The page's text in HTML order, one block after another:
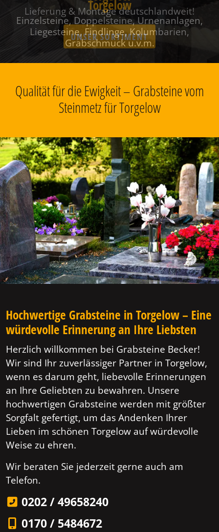
Torgelow
Einzelsteine, Doppelsteine, Urnenanlagen,
Liegesteine, Findlinge, Kolumbarien,
Grabschmuck u.v.m.
Qualität für die Ewigkeit – Grabsteine vom
Steinmetz für Torgelow
Hochwertige Grabsteine in Torgelow – Eine
würdevolle Erinnerung an Ihre Liebsten
Herzlich willkommen bei Grabsteine Becker!
Wir sind Ihr zuverlässiger Partner in Torgelow,
wenn es darum geht, liebevolle Erinnerungen
an Ihre Geliebten zu bewahren. Unsere
hochwertigen Grabsteine werden mit größter
Sorgfalt gefertigt, um das Andenken Ihrer
Lieben im schönen Torgelow auf würdevolle
Weise zu ehren.
Wir beraten Sie jederzeit gerne auch am
Telefon.
0202 / 49658240
0170 / 5484672